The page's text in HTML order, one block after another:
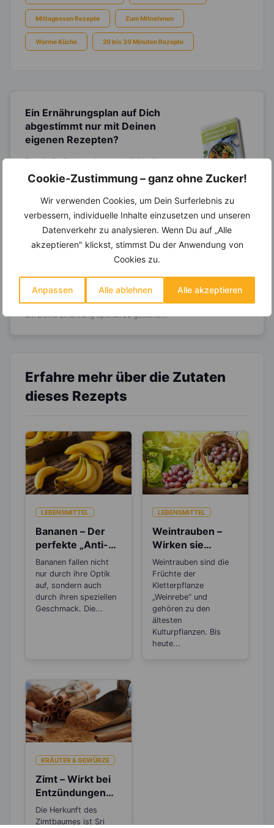
Cookie-Zustimmung – ganz ohne Zucker!
Wir verwenden Cookies, um Dein Surferlebnis zu
verbessern, individuelle Inhalte einzusetzen und unseren
Datenverkehr zu analysieren. Wenn Du auf „Alle
akzeptieren" klickst, stimmst Du der Anwendung von
Cookies zu.
Anpassen Alle ablehnen Alle akzeptieren
Mittagessen Rezepte Zum Mitnehmen
Warme Küche 20 bis 30 Minuten Rezepte
Ein Ernährungsplan auf Dich
abgestimmt nur mit Deinen
eigenen Rezepten?
Erstelle Dir Deinen eigenen, individuellen
Lieblingsrezepten auf Basis des gesamten
14.000 Rezepte, autom.
dynamische
Einkaufsliste und noch mehr?
Entdecke dieinvi
-Mitgliedschaft und erhalte
viele hilfreiche und zeitsparende Möglichkeiten,
um Deine Ernährung optimal zu gestalten.
Erfahre mehr über die Zutaten
dieses Rezepts
LEBENSMITTEL
Bananen – Der
perfekte „Anti-
Stress“-Snack
Bananen fallen nicht
nur durch ihre Optik
auf, sondern auch
durch ihren speziellen
Geschmack. Die...
LEBENSMITTEL
Weintrauben –
Wirken sie
wirklich
lebensverlängern
d?
Weintrauben sind die
Früchte der
Kletterpflanze
„Weinrebe“ und
gehören zu den
ältesten
Kulturpflanzen. Bis
heute...
KRÄUTER & GEWÜRZE
Zimt – Wirkt bei
Entzündungen
und Rheuma
Die Herkunft des
Zimtbaumes ist Sri